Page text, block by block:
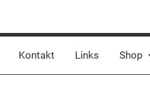
Kontakt Links Shop